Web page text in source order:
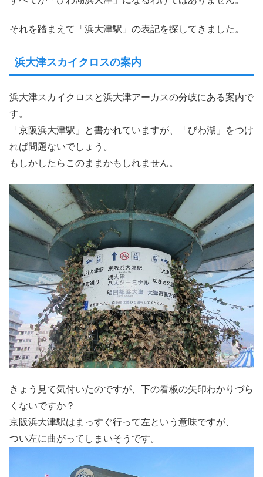
それを踏まえて「浜大津駅」の表記を探してきました。
浜大津スカイクロスの案内
浜大津スカイクロスと浜大津アーカスの分岐にある案内で
す。
「京阪浜大津駅」と書かれていますが、「びわ湖」をつけ
れば問題ないでしょう。
もしかしたらこのままかもしれません。
きょう見て気付いたのですが、下の看板の矢印わかりづら
くないですか？
京阪浜大津駅はまっすぐ行って左という意味ですが、
つい左に曲がってしまいそうです。